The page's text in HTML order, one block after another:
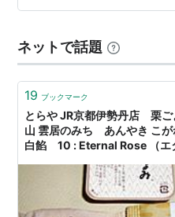
もなく小でもない中くらい
したイチゴは、浸透圧によ
な果汁を引き出しつつ、濃
ネットで話題
19 ブックマーク
とらや JR京都伊勢丹店 栗
山 雲居のみち あんやき こが
白餡 10 : Eternal Rose （エ